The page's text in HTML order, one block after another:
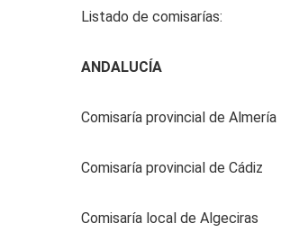
Listado de comisarías:
ANDALUCÍA
Comisaría provincial de Almería
Comisaría provincial de Cádiz
Comisaría local de Algeciras